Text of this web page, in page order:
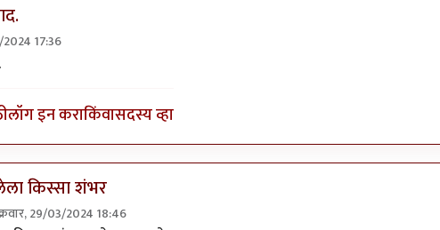
17:36
बारावी पास
लॉग इन कराकिंवासदस्य व्हा
किस्सा शंभर
29/03/2024 18:46